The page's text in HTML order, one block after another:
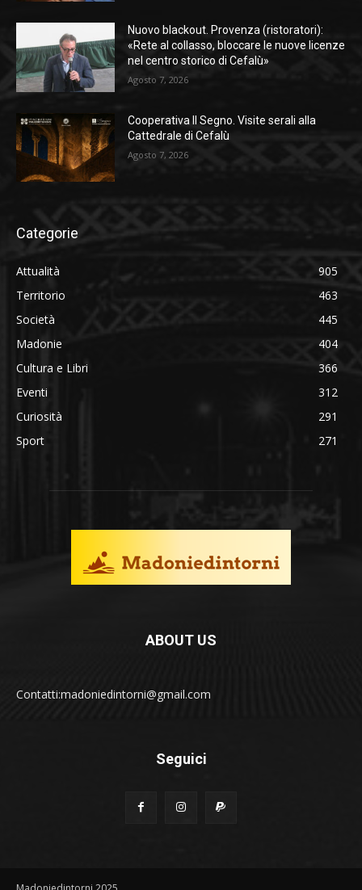
Nuovo blackout. Provenza (ristoratori):
«Rete al collasso, bloccare le nuove licenze
nel centro storico di Cefalù»
Agosto 7, 2026
Cooperativa Il Segno. Visite serali alla
Cattedrale di Cefalù
Agosto 7, 2026
Categorie
Attualità
905
Territorio
463
Società
445
Madonie
404
Cultura e Libri
366
Eventi
312
Curiosità
291
Sport
271
ABOUT US
Contatti:madoniedintorni@gmail.com
Seguici